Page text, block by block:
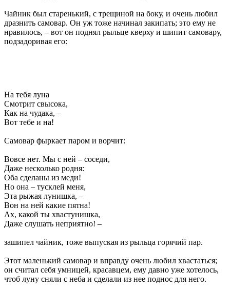
Чайник был старенький, с трещиной на боку, и очень любил
дразнить самовар. Он уж тоже начинал закипать; это ему не
нравилось, – вот он поднял рыльце кверху и шипит самовару,
подзадоривая его:
На тебя луна
Смотрит свысока,
Как на чудака, –
Вот тебе и на!
Самовар фыркает паром и ворчит:
Вовсе нет. Мы с ней – соседи,
Даже несколько родня:
Оба сделаны из меди!
Но она – тусклей меня,
Эта рыжая лунишка, –
Вон на ней какие пятна!
Ах, какой ты хвастунишка,
Даже слушать неприятно! –
зашипел чайник, тоже выпуская из рыльца горячий пар.
Этот маленький самовар и вправду очень любил хвастаться;
он считал себя умницей, красавцем, ему давно уже хотелось,
чтоб луну сняли с неба и сделали из нее поднос для него.